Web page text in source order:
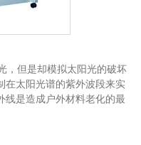
，但是却模拟太阳光的破坏
在太阳光谱的紫外波段来实
线是造成户外材料老化的最